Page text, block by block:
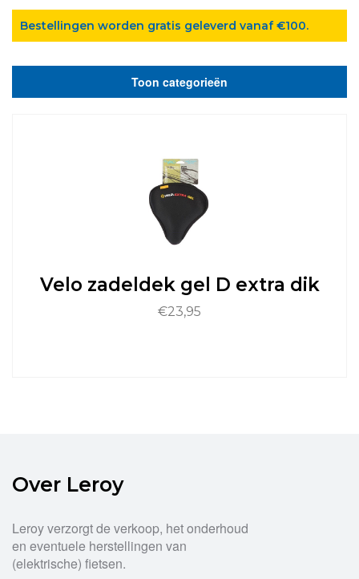
Bestellingen worden gratis geleverd vanaf €100.
Toon categorieën
Velo zadeldek gel D extra dik
€23,95
gekozen
worden
de
productpagina
Over Leroy
Leroy verzorgt de verkoop, het onderhoud
en eventuele herstellingen van
(elektrische) fietsen.